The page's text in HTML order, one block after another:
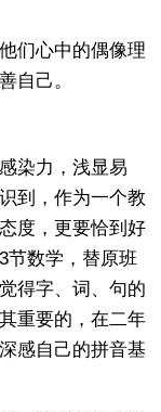
们心中的偶像理
自己。
染力，浅显易
到，作为一个教
度，更要恰到好
节数学，替原班
得字、词、句的
重要的，在二年
感自己的拼音基